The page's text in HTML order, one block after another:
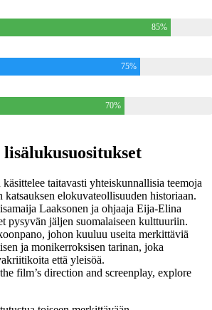
85%
75%
70%
taitavasti yhteiskunnallisia teemoja
katsauksen elokuvateollisuuden historiaan.
Laaksonen ja ohjaaja Eija-Elina
pysyvän jäljen suomalaiseen kulttuuriin.
johon kuuluu useita merkittäviä
ja monikerroksisen tarinan, joka
että yleisöä.
film’s direction and screenplay, explore